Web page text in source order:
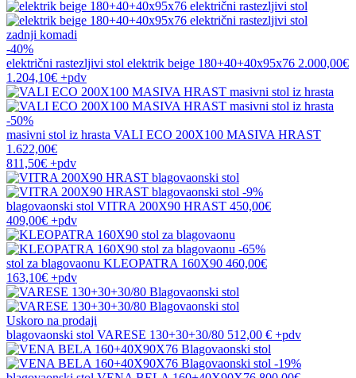
zadnji komadi
-40%
električni rastezljivi stol elektrik beige 180+40+40x95x76 2.000,00€
1.204,10€ +pdv
-50%
masivni stol iz hrasta VALI ECO 200X100 MASIVA HRAST
1.622,00€
811,50€ +pdv
-9%
blagovaonski stol VITRA 200X90 HRAST 450,00€
409,00€ +pdv
-65%
stol za blagovaonu KLEOPATRA 160X90 460,00€
163,10€ +pdv
Uskoro na prodaji
blagovaonski stol VARESE 130+30+30/80 512,00 € +pdv
-19%